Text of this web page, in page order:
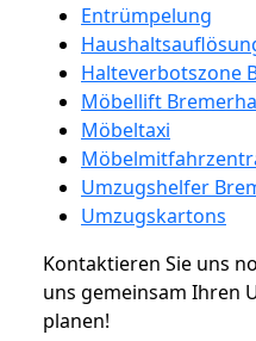
Entrümpelung
Halteverbotszone
Möbellift
Möbeltaxi
Umzugshelfer
Umzugskartons
Kontaktieren Sie uns
uns gemeinsam Ihren
planen!